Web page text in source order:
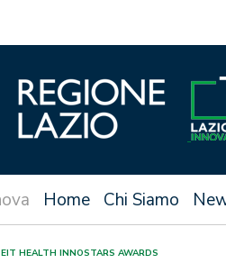
Home Chi Siamo
EIT HEALTH INNOSTARS AWARDS